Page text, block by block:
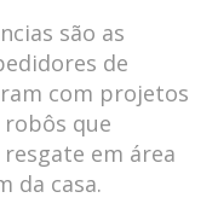
são as
de
com projetos
robôs que
em área
da casa.